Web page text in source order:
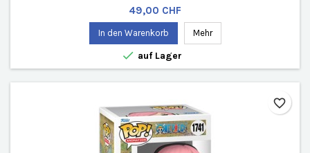
Preis
49,00 CHF
In den Warenkorb Mehr
 auf Lager
favorite_border